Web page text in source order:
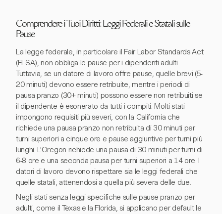
Comprendere i Tuoi Diritti: Leggi Federali e Statali sulle
Pause
La legge federale, in particolare il Fair Labor Standards Act
(FLSA), non obbliga le pause per i dipendenti adulti.
Tuttavia, se un datore di lavoro offre pause, quelle brevi (5-
20 minuti) devono essere retribuite, mentre i periodi di
pausa pranzo (30+ minuti) possono essere non retribuiti se
il dipendente è esonerato da tutti i compiti. Molti stati
impongono requisiti più severi, con la California che
richiede una pausa pranzo non retribuita di 30 minuti per
turni superiori a cinque ore e pause aggiuntive per turni più
lunghi. L'Oregon richiede una pausa di 30 minuti per turni di
6-8 ore e una seconda pausa per turni superiori a 14 ore. I
datori di lavoro devono rispettare sia le leggi federali che
quelle statali, attenendosi a quella più severa delle due.
Negli stati senza leggi specifiche sulle pause pranzo per
adulti, come il Texas e la Florida, si applicano per default le